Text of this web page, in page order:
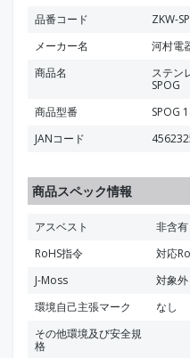
品番コード
ZKW-
メーカー名
河村電
商品名
ステン
SPOG
商品型番
SPOG
JANコード
商品スペック情報
アスベスト
非含有
RoHS指令
対応
J-Moss
対象外
環境自己主張マーク
なし
その他環境及び安全規
格